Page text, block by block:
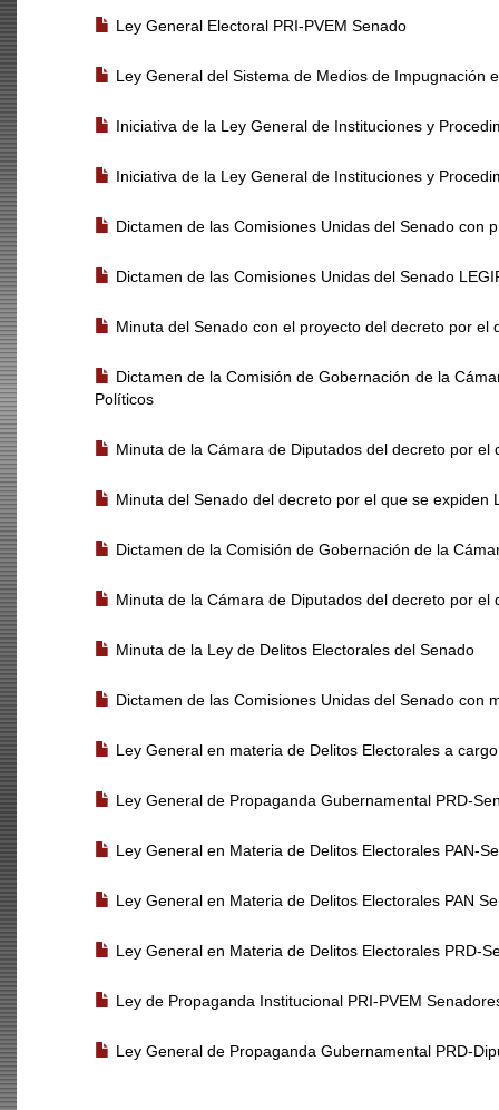
Ley General Electoral PRI-PVEM Senado
Ley General del Sistema de Medios de Impugnación
Iniciativa de la Ley General de Instituciones y
Iniciativa de la Ley General de Instituciones y
Dictamen de las Comisiones Unidas del Senado con
Dictamen de las Comisiones Unidas del Senado
Minuta del Senado con el proyecto del decreto por
Dictamen de la Comisión de Gobernación de la
Políticos
Minuta de la Cámara de Diputados del decreto por
Minuta del Senado del decreto por el que se expiden
Dictamen de la Comisión de Gobernación de la
Minuta de la Cámara de Diputados del decreto por el
Minuta de la Ley de Delitos Electorales del Senado
Dictamen de las Comisiones Unidas del Senado con
Ley General en materia de Delitos Electorales a
Ley General de Propaganda Gubernamental PRD-
Ley General en Materia de Delitos Electorales PAN-
Ley General en Materia de Delitos Electorales PAN
Ley General en Materia de Delitos Electorales PRD-
Ley de Propaganda Institucional PRI-PVEM
Ley General de Propaganda Gubernamental PRD-